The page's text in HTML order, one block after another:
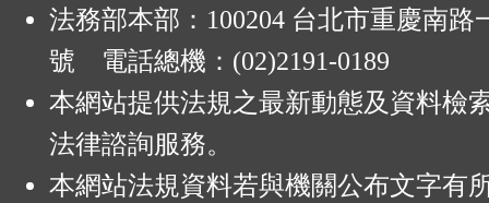
法務部本部：100204 台北市重慶南路
號 電話總機：(02)2191-0189
本網站提供法規之最新動態及資料檢
法律諮詢服務。
本網站法規資料若與機關公布文字有